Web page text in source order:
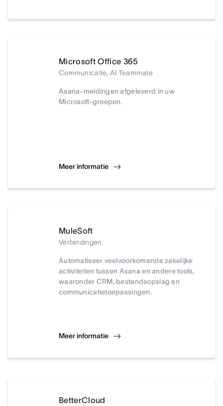
Microsoft Office 365
Communicatie, AI Teammate
Asana-meldingen afgeleverd in uw
Microsoft-groepen.
Meer informatie
MuleSoft
Verbindingen
Automatiseer veelvoorkomende zakelijke
activiteiten tussen Asana en andere tools,
waaronder CRM, bestandsopslag en
communicatietoepassingen.
Meer informatie
BetterCloud